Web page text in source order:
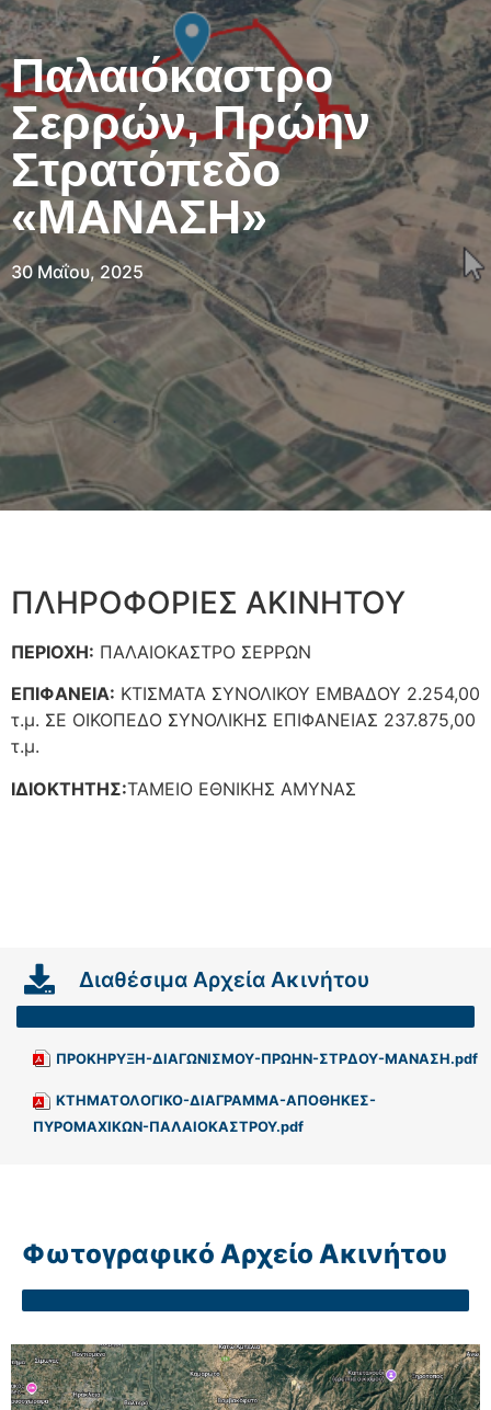
Παλαιόκαστρο
Σερρών, Πρώην
Στρατόπεδο
«ΜΑΝΑΣΗ»
30 Μαΐου, 2025
ΠΛΗΡΟΦΟΡΙΕΣ ΑΚΙΝΗΤΟΥ
ΠΕΡΙΟΧΗ: ΠΑΛΑΙΟΚΑΣΤΡΟ ΣΕΡΡΩΝ
ΕΠΙΦΑΝΕΙΑ: ΚΤΙΣΜΑΤΑ ΣΥΝΟΛΙΚΟΥ ΕΜΒΑΔΟΥ 2.254,00
τ.μ. ΣΕ ΟΙΚΟΠΕΔΟ ΣΥΝΟΛΙΚΗΣ ΕΠΙΦΑΝΕΙΑΣ 237.875,00
τ.μ.
ΙΔΙΟΚΤΗΤΗΣ:ΤΑΜΕΙΟ ΕΘΝΙΚΗΣ ΑΜΥΝΑΣ
Διαθέσιμα Αρχεία Ακινήτου
ΠΡΟΚΗΡΥΞΗ-ΔΙΑΓΩΝΙΣΜΟΥ-ΠΡΩΗΝ-ΣΤΡΔΟΥ-ΜΑΝΑΣΗ.pdf
ΚΤΗΜΑΤΟΛΟΓΙΚΟ-ΔΙΑΓΡΑΜΜΑ-ΑΠΟΘΗΚΕΣ-
ΠΥΡΟΜΑΧΙΚΩΝ-ΠΑΛΑΙΟΚΑΣΤΡΟΥ.pdf
Φωτογραφικό Αρχείο Ακινήτου